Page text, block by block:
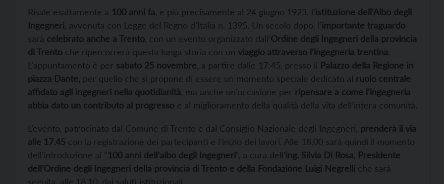
Risale esattamente a 100 anni fa , e più precisamente al 24 giugno 1923, l’istituzione dell’Albo degli
Ingegneri , avvenuta con Legge del Regno d’Italia n. 1395. Un secolo dopo, l’importante traguardo
sarà celebrato anche a Trento , con un evento organizzato dall’Ordine degli Ingegneri della provincia
di Trento che ripercorrerà questa lunga storia con un viaggio attraverso l’ingegneria trentina.
L’appuntamento è per sabato 25 novembre , a partire dalle 17:45, presso il Palazzo della Regione in
piazza Dante, per quello che si propone di essere un momento speciale dedicato al ruolo centrale
affidato agli ingegneri nella quotidianità , ma anche un’occasione per ripensare a come l’ingegneria
abbia dato un contributo al progresso e al miglioramento della qualità della vita dell’intera comunità.
L’evento, patrocinato dal Comune di Trento e dal Consiglio Nazionale degli Ingegneri, prenderà il via
alle 17.45 con la registrazione dei partecipanti e l’inizio dei lavori. Alle 18.00 sarà quindi il momento
dell’introduzione ai “100 anni dell’albo degli Ingegneri“, a cura dell’ing. Silvia Di Rosa, Presidente
dell’Ordine degli Ingegneri della provincia di Trento e della Fondazione Luigi Negrelli che sarà
seguita, alle 18.10, dai saluti istituzionali.